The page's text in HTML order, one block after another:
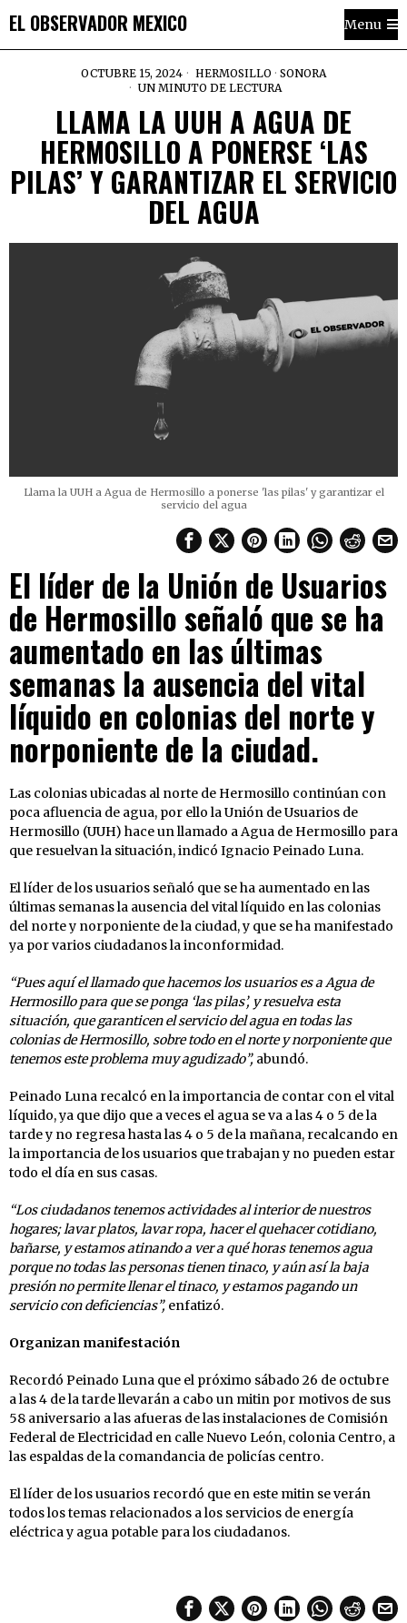
EL OBSERVADOR MEXICO Menu
OCTUBRE 15, 2024 HERMOSILLO · SONORA
UN MINUTO DE LECTURA
LLAMA LA UUH A AGUA DE
HERMOSILLO A PONERSE ‘LAS
PILAS’ Y GARANTIZAR EL SERVICIO
DEL AGUA
Llama la UUH a Agua de Hermosillo a ponerse 'las pilas' y garantizar el
servicio del agua
El líder de la Unión de Usuarios
de Hermosillo señaló que se ha
aumentado en las últimas
semanas la ausencia del vital
líquido en colonias del norte y
norponiente de la ciudad.
Las colonias ubicadas al norte de Hermosillo continúan con
poca afluencia de agua, por ello la Unión de Usuarios de
Hermosillo (UUH) hace un llamado a Agua de Hermosillo para
que resuelvan la situación, indicó Ignacio Peinado Luna.
El líder de los usuarios señaló que se ha aumentado en las
últimas semanas la ausencia del vital líquido en las colonias
del norte y norponiente de la ciudad, y que se ha manifestado
ya por varios ciudadanos la inconformidad.
“Pues aquí el llamado que hacemos los usuarios es a Agua de
Hermosillo para que se ponga ‘las pilas’, y resuelva esta
situación, que garanticen el servicio del agua en todas las
colonias de Hermosillo, sobre todo en el norte y norponiente que
tenemos este problema muy agudizado”, abundó.
Peinado Luna recalcó en la importancia de contar con el vital
líquido, ya que dijo que a veces el agua se va a las 4 o 5 de la
tarde y no regresa hasta las 4 o 5 de la mañana, recalcando en
la importancia de los usuarios que trabajan y no pueden estar
todo el día en sus casas.
“Los ciudadanos tenemos actividades al interior de nuestros
hogares; lavar platos, lavar ropa, hacer el quehacer cotidiano,
bañarse, y estamos atinando a ver a qué horas tenemos agua
porque no todas las personas tienen tinaco, y aún así la baja
presión no permite llenar el tinaco, y estamos pagando un
servicio con deficiencias”, enfatizó.
Organizan manifestación
Recordó Peinado Luna que el próximo sábado 26 de octubre
a las 4 de la tarde llevarán a cabo un mitin por motivos de sus
58 aniversario a las afueras de las instalaciones de Comisión
Federal de Electricidad en calle Nuevo León, colonia Centro, a
las espaldas de la comandancia de policías centro.
El líder de los usuarios recordó que en este mitin se verán
todos los temas relacionados a los servicios de energía
eléctrica y agua potable para los ciudadanos.